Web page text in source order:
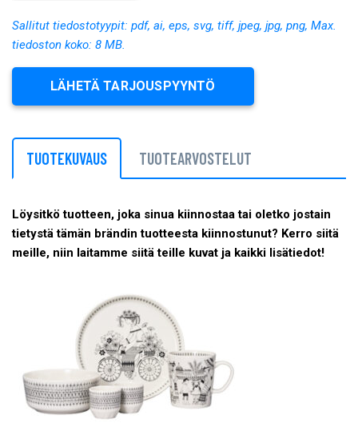
Sallitut tiedostotyypit: pdf, ai, eps, svg, tiff, jpeg, jpg, png, Max.
tiedoston koko: 8 MB.
LÄHETÄ TARJOUSPYYNTÖ
TUOTEKUVAUS TUOTEARVOSTELUT
Löysitkö tuotteen, joka sinua kiinnostaa tai oletko jostain
tietystä tämän brändin tuotteesta kiinnostunut? Kerro siitä
meille, niin laitamme siitä teille kuvat ja kaikki lisätiedot!